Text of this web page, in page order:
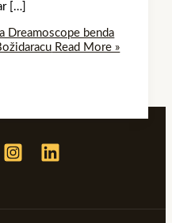
[…]
Dreamoscope benda
Read More »